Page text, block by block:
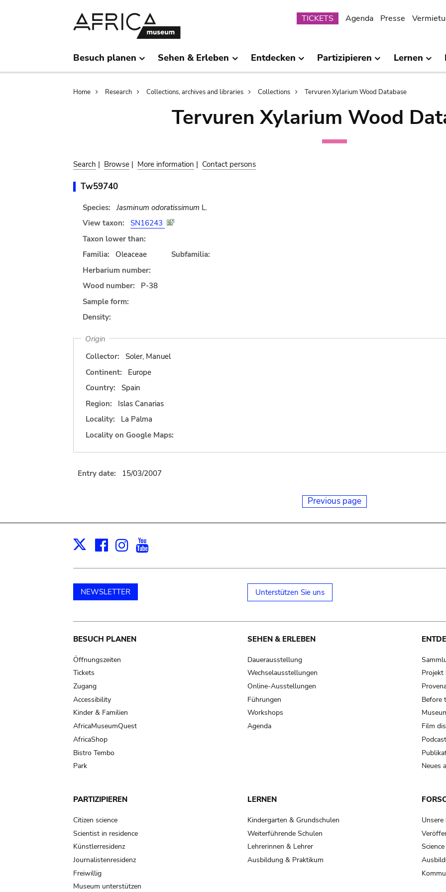
Submenu
TICKETS Agenda Presse
Besuch planen Sehen & Erleben Entdecken Partizipieren Lernen
Breadcrumb
Home Research Collections, archives and libraries Collections Tervuren Xylarium Wood Database
Tervuren Xylarium Wood
Search | Browse | More information | Contact persons
Tw59740
Species: Jasminum odoratissimum L.
View taxon:
SN16243
Taxon lower than:
Familia:
Oleaceae
Subfamilia:
Herbarium number:
Wood number:
P-38
Sample form:
Density:
Origin
Collector:
Soler, Manuel
Continent:
Europe
Country:
Spain
Region:
Islas Canarias
Locality:
La Palma
Locality on Google Maps:
Entry date: 15/03/2007
Previous page
X Facebook
Instagram
NEWSLETTER Unterstützen Sie uns
Main
navigation
BESUCH PLANEN
Öffnungszeiten
Tickets
Zugang
Accessibility
Kinder & Familien
AfricaMuseumQuest
AfricaShop
Bistro Tembo
Park
SEHEN & ERLEBEN
Dauerausstellung
Wechselausstellungen
Online-Ausstellungen
Führungen
Workshops
Agenda
Projekt
Before
Film
Neues
PARTIZIPIEREN
Citizen science
Scientist in residence
Künstlerresidenz
Journalistenresidenz
Freiwillig
Museum unterstützen
LERNEN
Kindergarten & Grundschulen
Weiterführende Schulen
Lehrerinnen & Lehrer
Ausbildung & Praktikum